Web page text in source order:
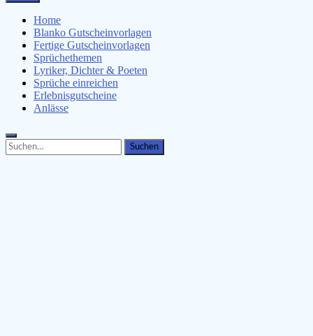
Gutscheinsprüche & Gutscheinvorlagen finden
Home
Blanko Gutscheinvorlagen
Fertige Gutscheinvorlagen
Sprüchethemen
Lyriker, Dichter & Poeten
Sprüche einreichen
Erlebnisgutscheine
Anlässe
Search
for:
Search